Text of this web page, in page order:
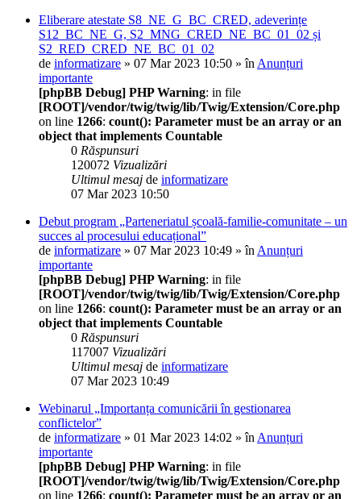
Eliberare atestate S8_NE_G_BC_CRED, adeverințe
S12_BC_NE_G, S2_MNG_CRED_NE_BC_01_02 și
S2_RED_CRED_NE_BC_01_02
de informatizare » 07 Mar 2023 10:50 » în Anunțuri
importante
[phpBB Debug] PHP Warning: in file
[ROOT]/vendor/twig/twig/lib/Twig/Extension/Core.php
on line 1266: count(): Parameter must be an array or an
object that implements Countable
0 Răspunsuri
120072 Vizualizări
Ultimul mesaj de informatizare
07 Mar 2023 10:50
Debut program „Parteneriatul școală-familie-comunitate – un
succes al procesului educațional”
de informatizare » 07 Mar 2023 10:49 » în Anunțuri
importante
[phpBB Debug] PHP Warning: in file
[ROOT]/vendor/twig/twig/lib/Twig/Extension/Core.php
on line 1266: count(): Parameter must be an array or an
object that implements Countable
0 Răspunsuri
117007 Vizualizări
Ultimul mesaj de informatizare
07 Mar 2023 10:49
Webinarul „Importanța comunicării în gestionarea
conflictelor”
de informatizare » 01 Mar 2023 14:02 » în Anunțuri
importante
[phpBB Debug] PHP Warning: in file
[ROOT]/vendor/twig/twig/lib/Twig/Extension/Core.php
on line 1266: count(): Parameter must be an array or an